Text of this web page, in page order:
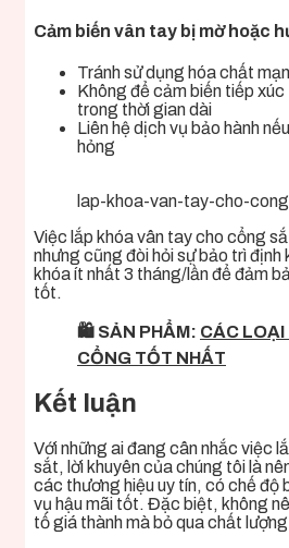
Cảm biến vân tay bị mờ hoặc
Tránh sử dụng hóa chất
Không để cảm biến tiếp
trong thời gian dài
Liên hệ dịch vụ bảo hành
hỏng
lap-khoa-van-tay-cho-
Việc lắp khóa vân tay cho cổng
nhưng cũng đòi hỏi sự bảo trì định
khóa ít nhất 3 tháng/lần để đảm
tốt.
🛍️ SẢN PHẨM: CÁC LOẠI
CỔNG TỐT NHẤT
Kết luận
Với những ai đang cân nhắc việc
sắt, lời khuyên của chúng tôi là
các thương hiệu uy tín, có chế độ
vụ hậu mãi tốt. Đặc biệt, không
tố giá thành mà bỏ qua chất